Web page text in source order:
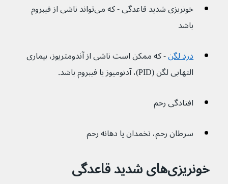
خونریزی شدید قاعدگی - که می‌تواند ناشی از فیبروم
باشد
درد لگن- که ممکن است ناشی از آندومتریوز، بیماری
التهابی لگن (PID)، آدنومیوز یا فیبروم باشد.
افتادگی رحم
سرطان رحم، تخمدان یا دهانه رحم
خونریزی‌های شدید قاعدگی